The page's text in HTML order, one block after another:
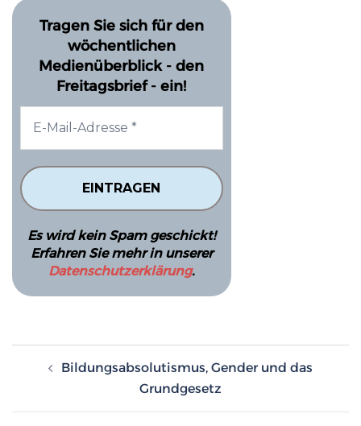
Tragen Sie sich für den
wöchentlichen
Medienüberblick - den
Freitagsbrief - ein!
Es wird kein Spam geschickt!
Erfahren Sie mehr in unserer
Datenschutzerklärung.
Bildungsabsolutismus, Gender und das
Grundgesetz